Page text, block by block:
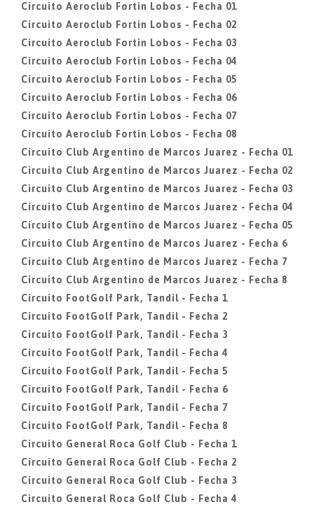
Circuito Aeroclub Fortin Lobos - Fecha 01
Circuito Aeroclub Fortin Lobos - Fecha 02
Circuito Aeroclub Fortin Lobos - Fecha 03
Circuito Aeroclub Fortin Lobos - Fecha 04
Circuito Aeroclub Fortin Lobos - Fecha 05
Circuito Aeroclub Fortin Lobos - Fecha 06
Circuito Aeroclub Fortin Lobos - Fecha 07
Circuito Aeroclub Fortin Lobos - Fecha 08
Circuito Club Argentino de Marcos Juarez - Fecha 01
Circuito Club Argentino de Marcos Juarez - Fecha 02
Circuito Club Argentino de Marcos Juarez - Fecha 03
Circuito Club Argentino de Marcos Juarez - Fecha 04
Circuito Club Argentino de Marcos Juarez - Fecha 05
Circuito Club Argentino de Marcos Juarez - Fecha 6
Circuito Club Argentino de Marcos Juarez - Fecha 7
Circuito Club Argentino de Marcos Juarez - Fecha 8
Circuito FootGolf Park, Tandil - Fecha 1
Circuito FootGolf Park, Tandil - Fecha 2
Circuito FootGolf Park, Tandil - Fecha 3
Circuito FootGolf Park, Tandil - Fecha 4
Circuito FootGolf Park, Tandil - Fecha 5
Circuito FootGolf Park, Tandil - Fecha 6
Circuito FootGolf Park, Tandil - Fecha 7
Circuito FootGolf Park, Tandil - Fecha 8
Circuito General Roca Golf Club - Fecha 1
Circuito General Roca Golf Club - Fecha 2
Circuito General Roca Golf Club - Fecha 3
Circuito General Roca Golf Club - Fecha 4